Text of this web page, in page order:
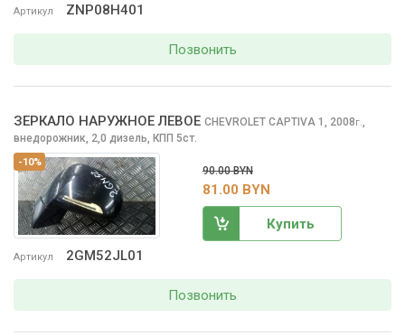
Артикул ZNP08H401
Позвонить
-10%
Артикул 2GM52JL01
ЗЕРКАЛО НАРУЖНОЕ ЛЕВОЕ CHEVROLET CAPTIVA 1, 2008г.
внедорожник, 2,0 дизель, КПП 5ст.
90.00 BYN
81.00 BYN
Купить
Позвонить